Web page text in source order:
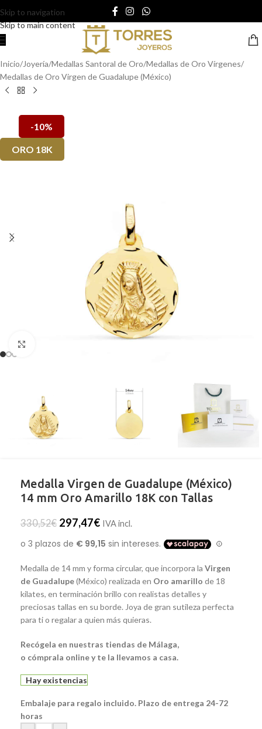
Skip to navigation
Skip to main content
Inicio/Joyería/Medallas Santoral de Oro/Medallas de Oro Vírgenes/
Medallas de Oro Virgen de Guadalupe (México)
-10%
ORO 18K
Medalla Virgen de Guadalupe (México)
14 mm Oro Amarillo 18K con Tallas
330,52€ 297,47€ IVA incl.
Medalla de 14 mm y forma circular, que incorpora la Virgen
de Guadalupe(México) realizada en Oro amarillo de 18
kilates, en terminación brillo con realistas detalles y
preciosas tallas en su borde. Joya de gran sutileza perfecta
para ti o regalar a quien más quieras.
Recógela en nuestras tiendas de Málaga,
o cómprala online y te la llevamos a casa.
Hay existencias
Embalaje para regalo incluido. Plazo de entrega 24-72
horas